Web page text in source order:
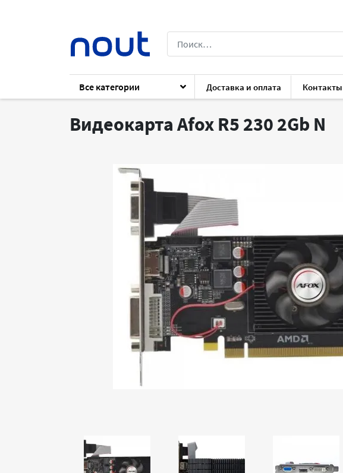
Все категории Доставка и оплата Контакты
Каталог Комплектующие Комплектующие для ПК
Видеокарта Afox R5 230 2Gb N